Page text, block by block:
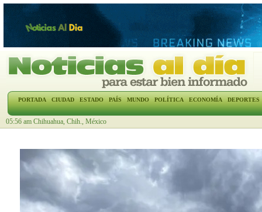
PORTADA CIUDAD ESTADO PAÍS MUNDO POLÍTICA ECONOMÍA DEPORTES
05:56 am Chihuahua, Chih., México